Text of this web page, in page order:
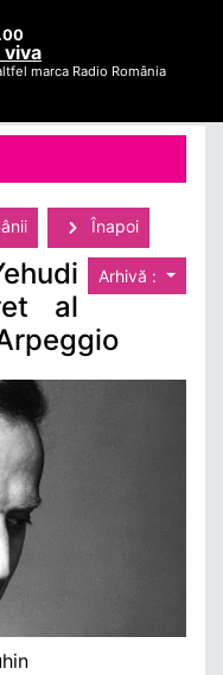
viva
marca Radio România
Înapoi
Arhivă :
al